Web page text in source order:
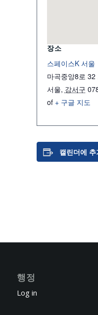
장소
스페이스K 서울
마곡중앙8로 32
서울, 강서구
of + 구글 지도
캘린더에 추
행정
Log in